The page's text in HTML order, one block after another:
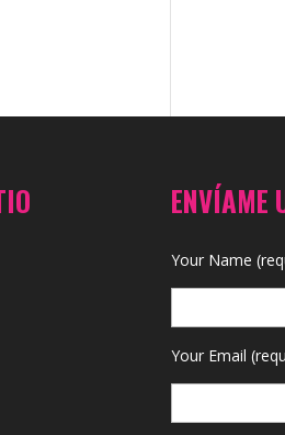
ENVÍAME
Your Name
Your Email